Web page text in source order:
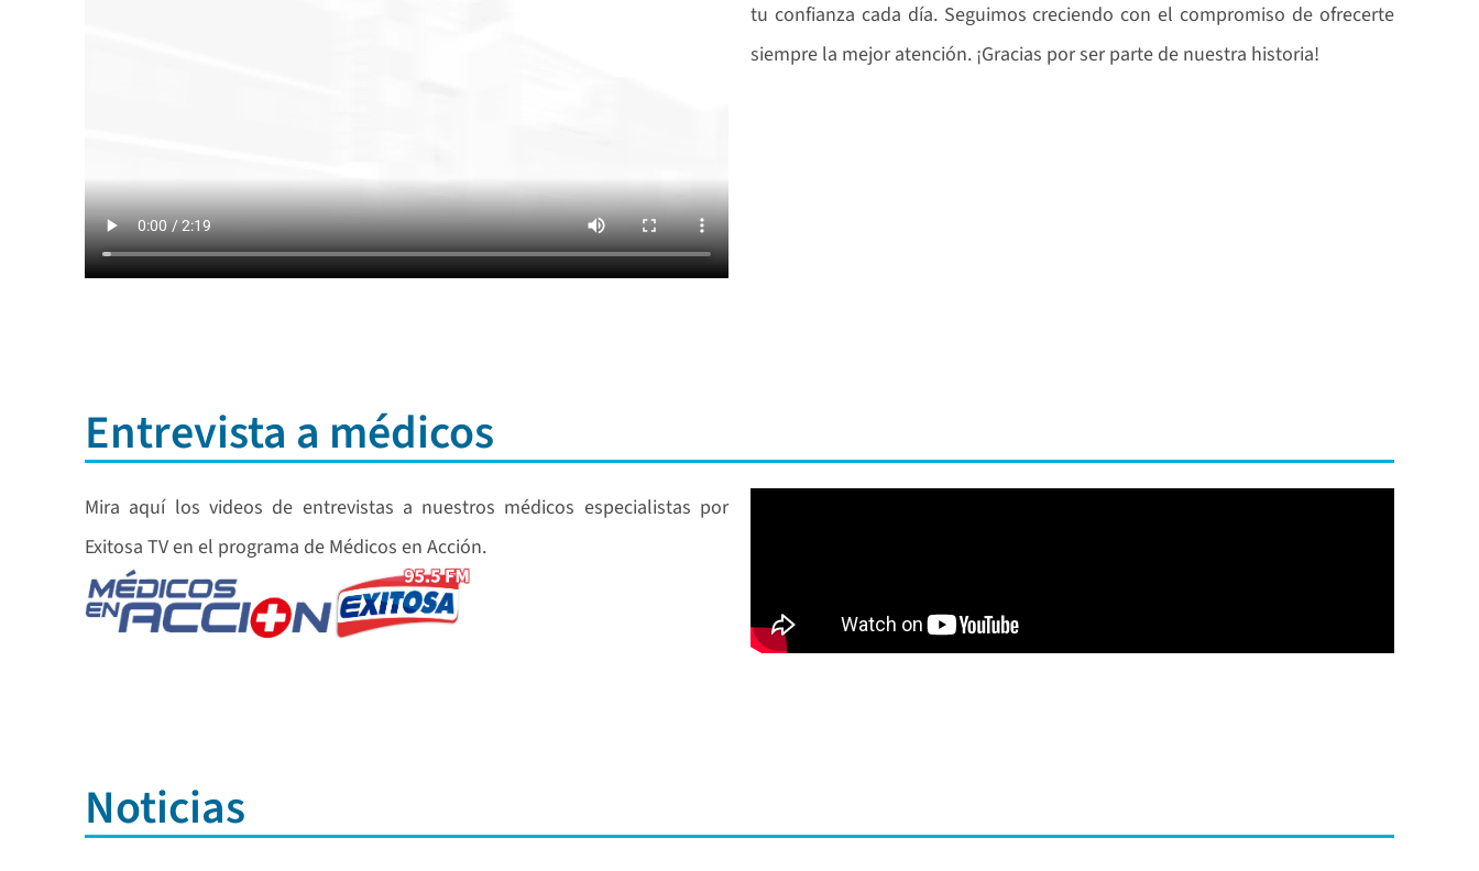
tu confianza cada día. Seguimos creciendo con el compromiso de ofrecerte
siempre la mejor atención. ¡Gracias por ser parte de nuestra historia!
Entrevista a médicos
Mira aquí los videos de entrevistas a nuestros médicos especialistas por
Exitosa TV en el programa de Médicos en Acción.
Noticias